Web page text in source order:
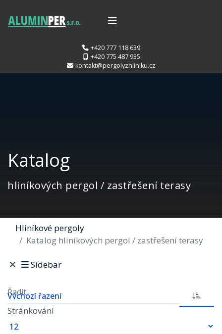
+420 777 118 639
+420 775 487 935
kontakt@pergolyzhliniku.cz
Katalog
hliníkových pergol / zastřešení terasy
Hliníkové pergoly
Katalog hliníkových pergol / zastřešení terasy
Sidebar
Řadit
Stránkování